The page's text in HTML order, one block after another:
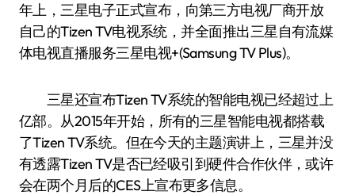
年上，三星电子正式宣布，向第三方电视厂商开放
自己的Tizen TV电视系统，并全面推出三星自有流媒
体电视直播服务三星电视+(Samsung TV Plus)。
三星还宣布Tizen TV系统的智能电视已经超过上
亿部。从2015年开始，所有的三星智能电视都搭载
了Tizen TV系统。但在今天的主题演讲上，三星并没
有透露Tizen TV是否已经吸引到硬件合作伙伴，或许
会在两个月后的CES上宣布更多信息。